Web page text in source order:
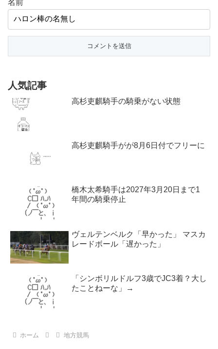
名前
人気記事
高杉吏麒騎手の騎乗がない状態
高杉吏麒騎手がが8月6日付でフリーに
橋木太希騎手は2027年3月20日まで1
年間の騎乗停止
ヴェルテンベルク「早かった」 マスカ
レードボール「遅かった」
「シンボリルドルフ3歳でJC3着？大し
たことねーな」→
ホーム 地方競馬